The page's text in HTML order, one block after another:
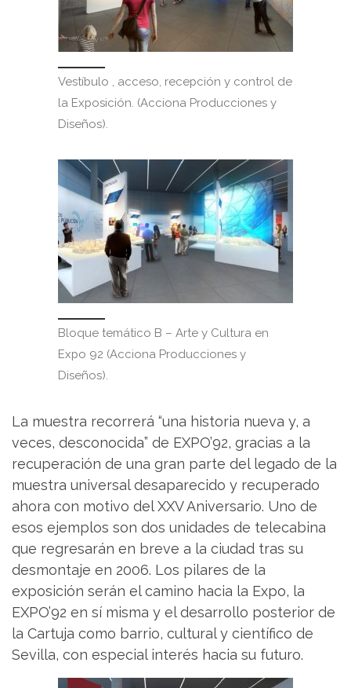
Vestíbulo , acceso, recepción y control de
la Exposición. (Acciona Producciones y
Diseños).
Bloque temático B – Arte y Cultura en
Expo 92 (Acciona Producciones y
Diseños).
La muestra recorrerá “una historia nueva y, a
veces, desconocida” de EXPO’92, gracias a la
recuperación de una gran parte del legado de la
muestra universal desaparecido y recuperado
ahora con motivo del XXV Aniversario. Uno de
esos ejemplos son dos unidades de telecabina
que regresarán en breve a la ciudad tras su
desmontaje en 2006. Los pilares de la
exposición serán el camino hacia la Expo, la
EXPO’92 en sí misma y el desarrollo posterior de
la Cartuja como barrio, cultural y científico de
Sevilla, con especial interés hacia su futuro.